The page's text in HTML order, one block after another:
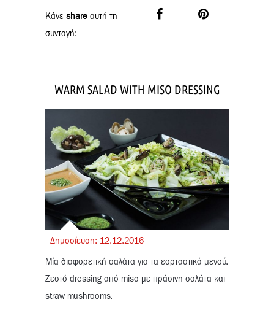
Κάνε share αυτή τη
συνταγή:
WARM SALAD WITH MISO DRESSING
Δημοσίευση: 12.12.2016
Μία διαφορετική σαλάτα για τα εορταστικά μενού.
Ζεστό dressing από miso με πράσινη σαλάτα και
straw mushrooms.